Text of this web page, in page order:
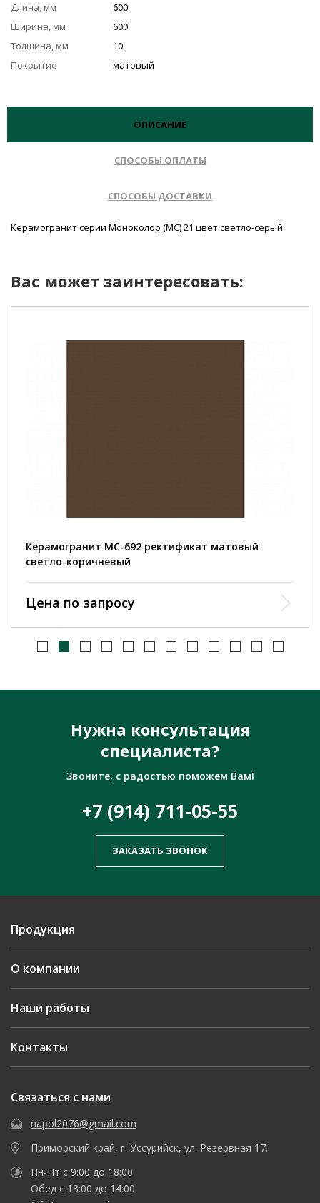
Длина, мм
600
Ширина, мм
600
Толщина, мм
10
Покрытие
матовый
ОПИСАНИЕ
СПОСОБЫ ОПЛАТЫ
СПОСОБЫ ДОСТАВКИ
Керамогранит серии Моноколор (MC) 21 цвет светло-серый
Вас может заинтересовать:
Керамогранит MC-692 ректификат матовый
светло-коричневый
Цена по запросу
Нужна консультация
специалиста?
Звоните, с радостью поможем Вам!
+7 (914) 711-05-55
ЗАКАЗАТЬ ЗВОНОК
Продукция
О компании
Наши работы
Контакты
Связаться с нами
napol2076@gmail.com
Приморский край, г. Уссурийск, ул. Резервная 17.
Пн-Пт с 9:00 до 18:00
Обед с 13:00 до 14:00